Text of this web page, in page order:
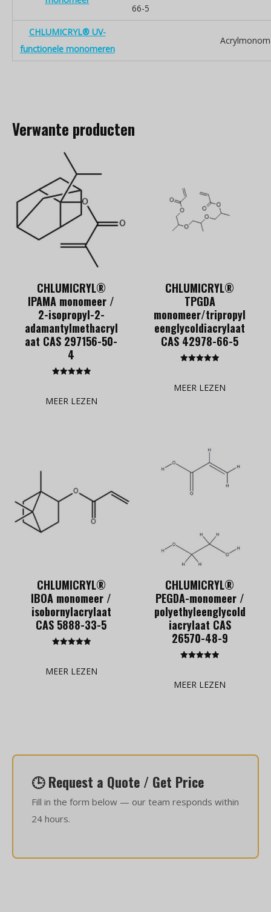
66-5
CHLUMICRYL® UV-
functionele monomeren
Verwante producten
CHLUMICRYL®
IPAMA monomeer /
2-isopropyl-2-
adamantylmethacryl
aat CAS 297156-50-
4
MEER LEZEN
CHLUMICRYL®
TPGDA
monomeer/tripropyl
eenglycoldiacrylaat
CAS 42978-66-5
MEER LEZEN
CHLUMICRYL®
IBOA monomeer /
isobornylacrylaat
CAS 5888-33-5
MEER LEZEN
CHLUMICRYL®
PEGDA-monomeer /
polyethyleenglycold
iacrylaat CAS
26570-48-9
MEER LEZEN
🕒 Request a Quote / Get Price
Fill in the form below — our team responds within
24 hours.